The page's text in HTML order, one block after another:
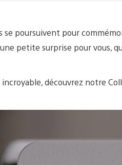
se poursuivent pour
petite surprise pour vous,
incroyable, découvrez notre